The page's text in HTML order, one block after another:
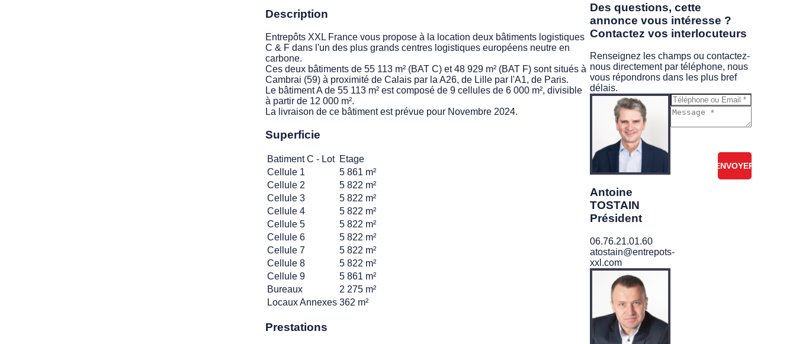
Description
Entrepôts XXL France vous propose à la location deux bâtiments logistiques
C & F dans l'un des plus grands centres logistiques européens neutre en
carbone.
Ces deux bâtiments de 55 113 m² (BAT C) et 48 929 m² (BAT F) sont situés à
Cambrai (59) à proximité de Calais par la A26, de Lille par l'A1, de Paris.
Le bâtiment A de 55 113 m² est composé de 9 cellules de 6 000 m², divisible
à partir de 12 000 m².
La livraison de ce bâtiment est prévue pour Novembre 2024.
Superficie
Batiment C - Lot Etage
Cellule 1
5 861 m²
Cellule 2
5 822 m²
Cellule 3
5 822 m²
Cellule 4
5 822 m²
Cellule 5
5 822 m²
Cellule 6
5 822 m²
Cellule 7
5 822 m²
Cellule 8
5 822 m²
Cellule 9
5 861 m²
Bureaux
2 275 m²
Locaux Annexes 362 m²
Prestations
Des questions, cette
annonce vous intéresse ?
Contactez vos interlocuteurs
Renseignez les champs ou contactez-
nous directement par téléphone, nous
vous répondrons dans les plus bref
délais.
Antoine
TOSTAIN
Président
06.76.21.01.60
atostain@entrepots-
xxl.com